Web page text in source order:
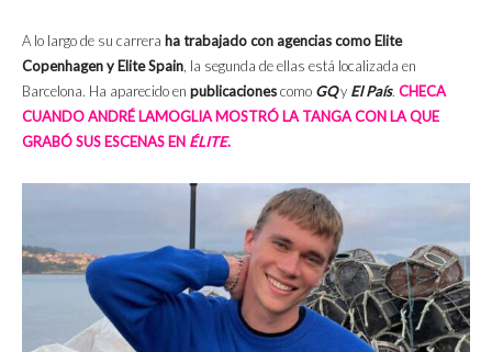
A lo largo de su carrera ha trabajado con agencias como Elite
Copenhagen y Elite Spain , la segunda de ellas está localizada en
Barcelona. Ha aparecido en publicacionescomo GQy El País. CHECA
CUANDO ANDRÉ LAMOGLIA MOSTRÓ LA TANGA CON LA QUE
GRABÓ SUS ESCENAS EN ÉLITE.